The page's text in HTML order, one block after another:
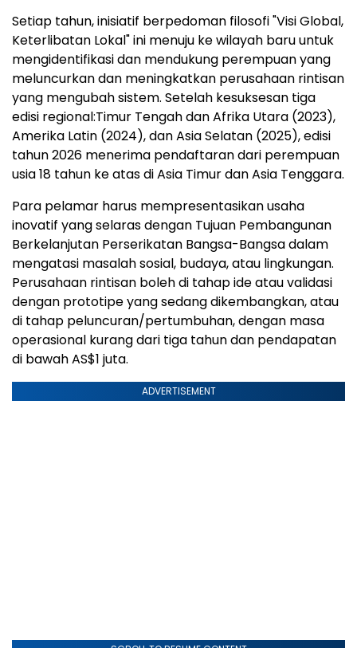
Setiap tahun, inisiatif berpedoman filosofi "Visi Global,
Keterlibatan Lokal" ini menuju ke wilayah baru untuk
mengidentifikasi dan mendukung perempuan yang
meluncurkan dan meningkatkan perusahaan rintisan
yang mengubah sistem. Setelah kesuksesan tiga
edisi regional:Timur Tengah dan Afrika Utara (2023),
Amerika Latin (2024), dan Asia Selatan (2025), edisi
tahun 2026 menerima pendaftaran dari perempuan
usia 18 tahun ke atas di Asia Timur dan Asia Tenggara.
Para pelamar harus mempresentasikan usaha
inovatif yang selaras dengan Tujuan Pembangunan
Berkelanjutan Perserikatan Bangsa-Bangsa dalam
mengatasi masalah sosial, budaya, atau lingkungan.
Perusahaan rintisan boleh di tahap ide atau validasi
dengan prototipe yang sedang dikembangkan, atau
di tahap peluncuran/pertumbuhan, dengan masa
operasional kurang dari tiga tahun dan pendapatan
di bawah AS$1 juta.
ADVERTISEMENT